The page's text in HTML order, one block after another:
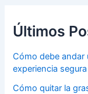
Últimos
Cómo debe andar
experiencia segura
Cómo quitar la